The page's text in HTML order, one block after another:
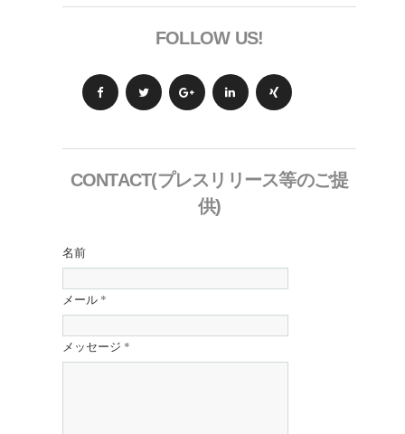
FOLLOW US!
CONTACT(プレスリリース等のご提
供)
名前
メール *
メッセージ *